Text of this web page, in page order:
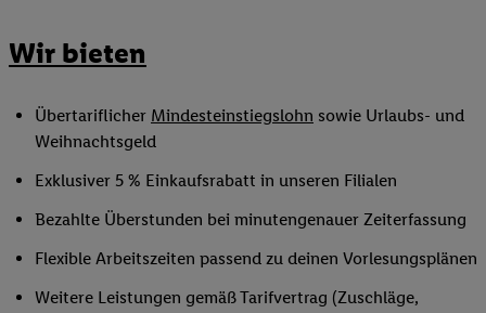
Wir bieten
Übertariflicher Mindesteinstiegslohn sowie Urlaubs- und
Weihnachtsgeld
Exklusiver 5 % Einkaufsrabatt in unseren Filialen
Bezahlte Überstunden bei minutengenauer Zeiterfassung
Flexible Arbeitszeiten passend zu deinen Vorlesungsplänen
Weitere Leistungen gemäß Tarifvertrag (Zuschläge,